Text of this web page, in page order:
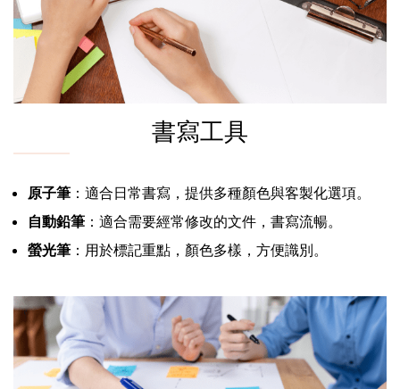
書寫工具
原子筆 ：適合日常書寫，提供多種顏色與客製化選項。
自動鉛筆 ：適合需要經常修改的文件，書寫流暢。
螢光筆 ：用於標記重點，顏色多樣，方便識別。